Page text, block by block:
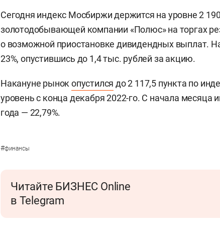
Сегодня индекс Мосбиржи держится на уровне 2
золотодобывающей компании «Полюс» на торгах
о возможной приостановке дивидендных выплат.
23%, опустившись до 1,4 тыс. рублей за акцию.
Накануне рынокопустился до 2 117,5 пункта по
уровень с конца декабря 2022-го. С начала месяца
года — 22,79%.
#финансы
Читайте БИЗНЕС Online
в Telegram